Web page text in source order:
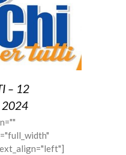
– 12
2024